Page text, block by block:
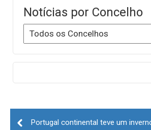
Notícias por Concelho
Post
navigation